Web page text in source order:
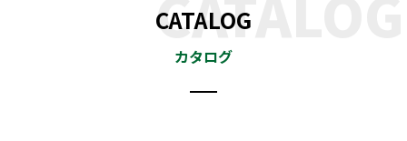
CATALOG